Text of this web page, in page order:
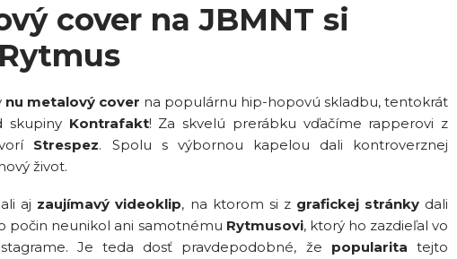
cover na JBMNT si
nu metalový cover na populárnu hip-hopovú skladbu, tentokrát
Kontrafakt! Za skvelú prerábku vďačíme rapperovi z
Strespez. Spolu s výbornou kapelou dali kontroverznej
život.
aj zaujímavý videoklip, na ktorom si z grafickej stránkydali
počin neunikol ani samotnému Rytmusovi, ktorý ho zazdieľal vo
Je teda dosť pravdepodobné, že popularita tejto